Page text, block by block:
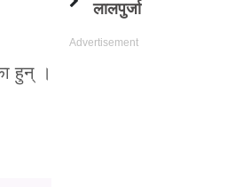
हुन् ।
लालपुर्जा